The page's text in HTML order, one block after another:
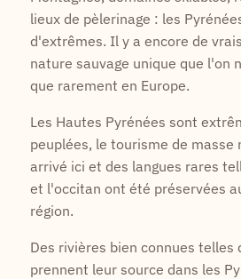
lieux de pèlerinage : les
d'extrêmes. Il y a encore de
nature sauvage unique que l'on
que rarement en Europe.
Les Hautes Pyrénées sont
peuplées, le tourisme de masse
arrivé ici et des langues rares
et l'occitan ont été préservées
région.
Des rivières bien connues telles
prennent leur source dans les